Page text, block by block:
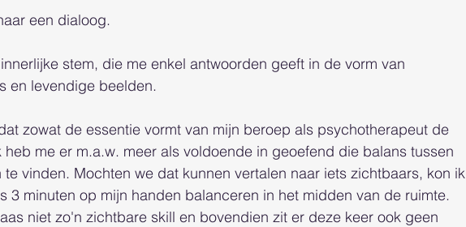
een dialoog.
stem, die me enkel antwoorden geeft in de vorm van
en levendige beelden.
zowat de essentie vormt van mijn beroep als psychotherapeut de
heb me er m.a.w. meer als voldoende in geoefend die balans tussen
te vinden. Mochten we dat kunnen vertalen naar iets zichtbaars, kon ik
3 minuten op mijn handen balanceren in het midden van de ruimte.
niet zo'n zichtbare skill en bovendien zit er deze keer ook geen